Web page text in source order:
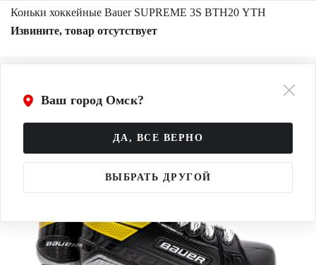
Ваш город Омск?
ДА, ВСЕ ВЕРНО
ВЫБРАТЬ ДРУГОЙ
Коньки хоккейные Bauer SUPREME 3S BTH20 YTH
Извините, товар отсутствует